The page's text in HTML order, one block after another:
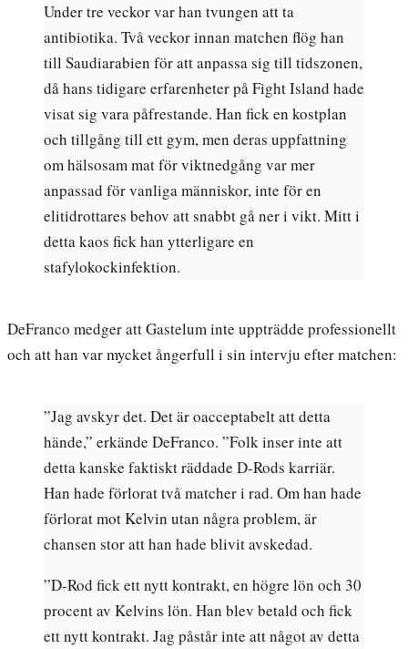
Under tre veckor var han tvungen att ta
antibiotika. Två veckor innan matchen flög han
till Saudiarabien för att anpassa sig till tidszonen,
då hans tidigare erfarenheter på Fight Island hade
visat sig vara påfrestande. Han fick en kostplan
och tillgång till ett gym, men deras uppfattning
om hälsosam mat för viktnedgång var mer
anpassad för vanliga människor, inte för en
elitidrottares behov att snabbt gå ner i vikt. Mitt i
detta kaos fick han ytterligare en
stafylokockinfektion.
DeFranco medger att Gastelum inte uppträdde professionellt
och att han var mycket ångerfull i sin intervju efter matchen:
”Jag avskyr det. Det är oacceptabelt att detta
hände,” erkände DeFranco. ”Folk inser inte att
detta kanske faktiskt räddade D-Rods karriär.
Han hade förlorat två matcher i rad. Om han hade
förlorat mot Kelvin utan några problem, är
chansen stor att han hade blivit avskedad.
”D-Rod fick ett nytt kontrakt, en högre lön och 30
procent av Kelvins lön. Han blev betald och fick
ett nytt kontrakt. Jag påstår inte att något av detta